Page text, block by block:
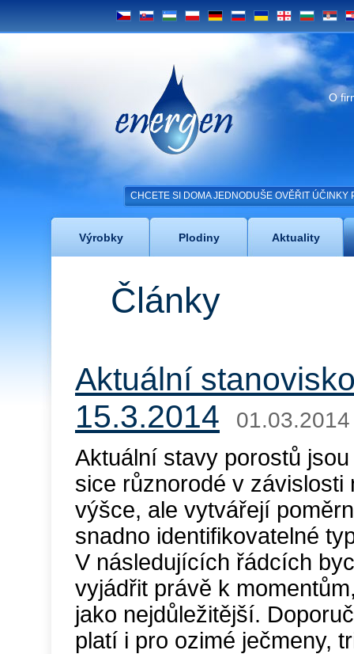
CS SK UZ PL DE RU UA GE BG SRB
Energen
O
CHCETE SI DOMA JEDNODUŠE OVĚŘIT
Výrobky Plodiny Aktuality
Články
Aktuální
15.3.2014
01.03.2014
Aktuální stavy porostů jsou
sice různorodé v závislosti
výšce, ale vytvářejí
snadno identifikovatelné
V následujících řádcích
vyjádřit právě k
jako nejdůležitější.
platí i pro ozimé ječmeny,